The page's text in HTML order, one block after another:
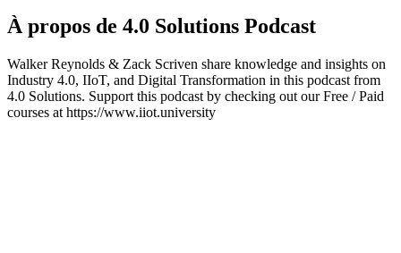
À propos de 4.0 Solutions Podcast
Walker Reynolds & Zack Scriven share knowledge and insights on
Industry 4.0, IIoT, and Digital Transformation in this podcast from
4.0 Solutions. Support this podcast by checking out our Free / Paid
courses at https://www.iiot.university